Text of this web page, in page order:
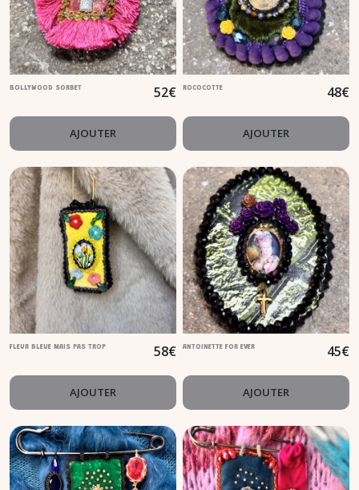
BOLLYWOOD SORBET 52€
AJOUTER
ROCOCOTTE 48€
AJOUTER
FLEUR BLEUE MAIS PAS TROP 58€
AJOUTER
ANTOINETTE FOR EVER 45€
AJOUTER